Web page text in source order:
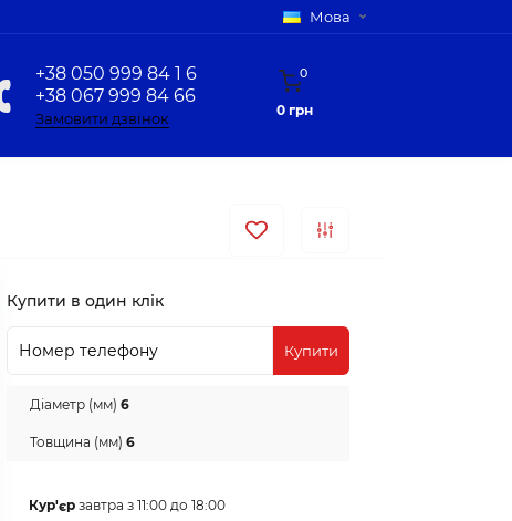
Мова
+38 050 999 84 1 6
+38 067 999 84 66
Замовити дзвінок
0
0 грн
Купити в один клік
Купити
Діаметр (мм) 6
Товщина (мм) 6
Кур'єр завтра з 11:00 до 18:00